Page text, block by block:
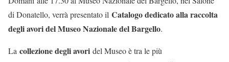
di Donatello, verrà presentato il Catalogo dedicato alla raccolta
degli avori del Museo Nazionale del Bargello.
La collezione degli avori del Museo è tra le più